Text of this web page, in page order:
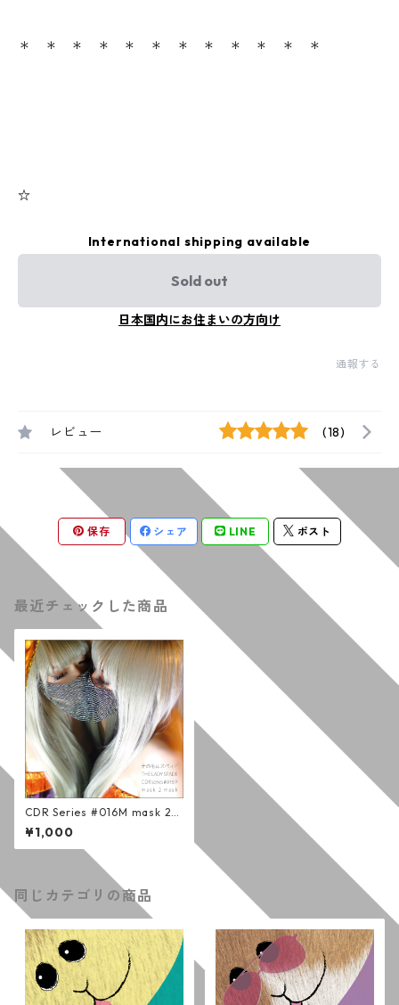
＊ ＊ ＊ ＊ ＊ ＊ ＊ ＊ ＊ ＊ ＊ ＊
☆
International shipping available
Sold out
日本国内にお住まいの方向け
通報する
レビュー (18)
保存 シェア LINE ポスト
最近チェックした商品
CDR Series #016M mask 2
mask (M3 ver.)
¥1,000
同じカテゴリの商品